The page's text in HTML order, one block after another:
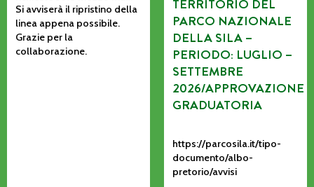
Si avviserà il ripristino della
linea appena possibile.
Grazie per la
collaborazione.
TERRITORIO DEL
PARCO NAZIONALE
DELLA SILA –
PERIODO: LUGLIO –
SETTEMBRE
2026/APPROVAZIONE
GRADUATORIA
https://parcosila.it/tipo-
documento/albo-
pretorio/avvisi